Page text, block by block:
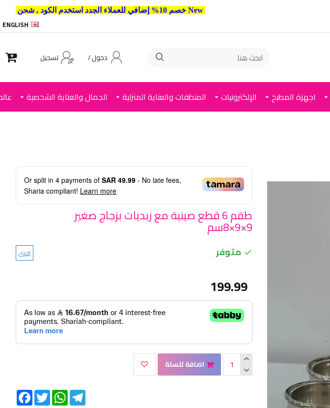
شحن مجاني للطلبات فوق 499رس داخل الرياض . وشحن الي
ENGLISH
دخول / تسجيل
اجهزة المطبخ الإلكترونيات المنظفات والعناية المنزلية الجمال والعناية الشخصية
Or split in 4 payments of SAR 49.99 - No late fees,
Sharia compliant! Learn more
طقم 6 قطع صينية مع زبديات بزجاج صغير
9×9×8سم
متوفر اخرى
199.99
اضافة للسلة
FacebookTwitter
WhatsAppTelegram